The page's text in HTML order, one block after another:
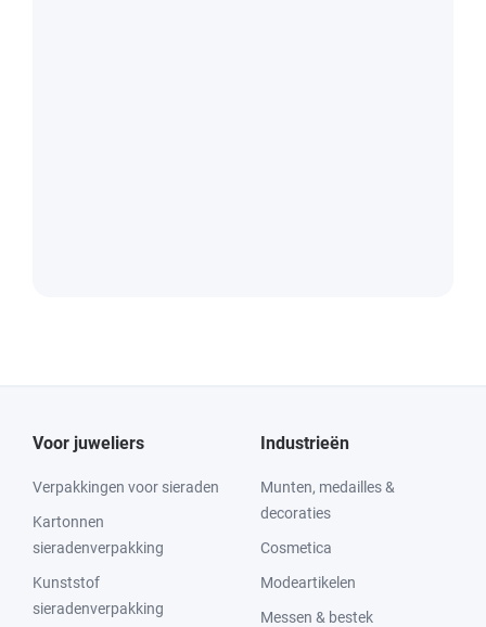
Voor juweliers
Verpakkingen voor sieraden
Kartonnen
sieradenverpakking
Kunststof
sieradenverpakking
Industrieën
Munten, medailles &
decoraties
Cosmetica
Modeartikelen
Messen & bestek